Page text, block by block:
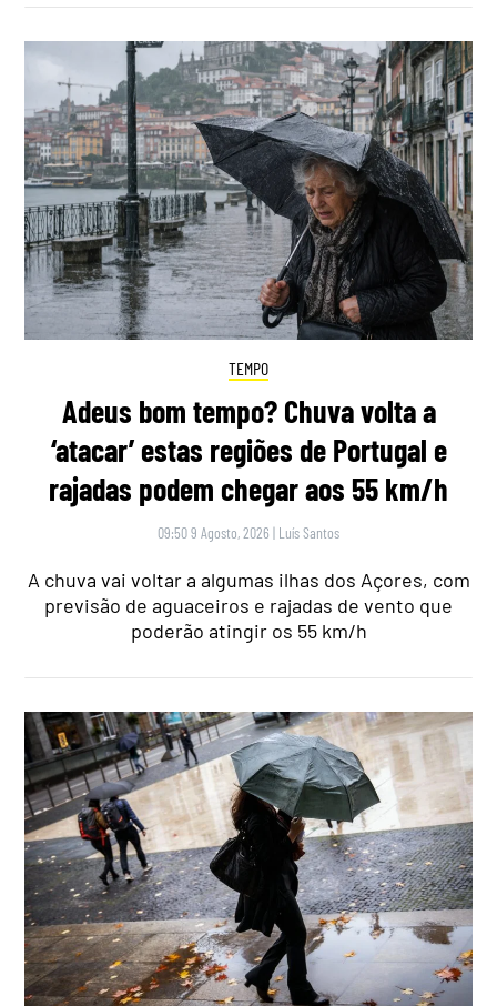
TEMPO
Adeus bom tempo? Chuva volta a
‘atacar’ estas regiões de Portugal e
rajadas podem chegar aos 55 km/h
09:50 9 Agosto, 2026 | Luís Santos
A chuva vai voltar a algumas ilhas dos Açores, com
previsão de aguaceiros e rajadas de vento que
poderão atingir os 55 km/h